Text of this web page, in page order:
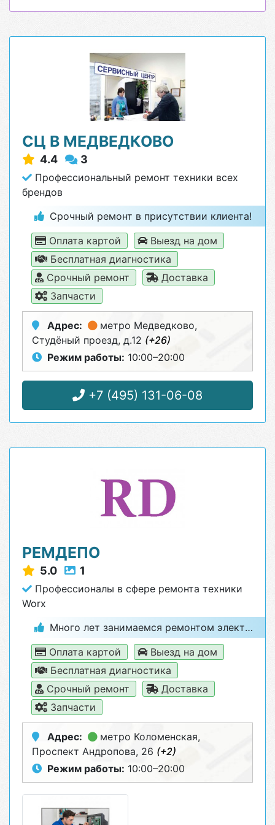
СЦ В МЕДВЕДКОВО
4.4 3
Профессиональный ремонт техники всех
брендов
Срочный ремонт в присутствии клиента!
Оплата картой
Выезд на дом
Бесплатная диагностика
Срочный ремонт
Доставка
Запчасти
Адрес: метро Медведково,
Студёный проезд, д.12 (+26)
Режим работы: 10:00–20:00
+7 (495) 131-06-08
РЕМДЕПО
5.0 1
Профессионалы в сфере ремонта техники
Worx
Много лет занимаемся ремонтом электроники и бытовой техники
Оплата картой
Выезд на дом
Бесплатная диагностика
Срочный ремонт
Доставка
Запчасти
Адрес: метро Коломенская,
Проспект Андропова, 26 (+2)
Режим работы: 10:00–20:00